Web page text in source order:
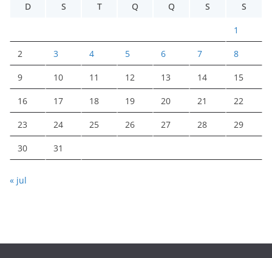
D
S T Q Q S S
1
2 3 4 5 6 7 8
9 10 11 12 13 14 15
16 17 18 19 20 21 22
23 24 25 26 27 28 29
30 31
« jul